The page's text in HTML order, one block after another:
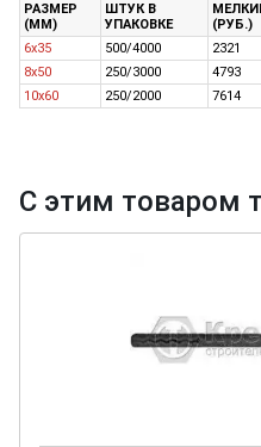
РАЗМЕР
(ММ)
ШТУК В
УПАКОВКЕ
(РУБ.)
6х35
500/4000 2321
8х50
250/3000 4793
10х60
250/2000 7614
С этим товаром